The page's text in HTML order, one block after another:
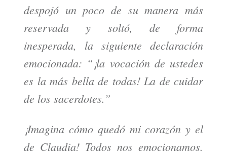
despojó un poco de su manera más
reservada y soltó, de forma
inesperada, la siguiente declaración
emocionada: “¡la vocación de ustedes
es la más bella de todas! La de cuidar
de los sacerdotes.”
¡Imagina cómo quedó mi corazón y el
de Claudia! Todos nos emocionamos.